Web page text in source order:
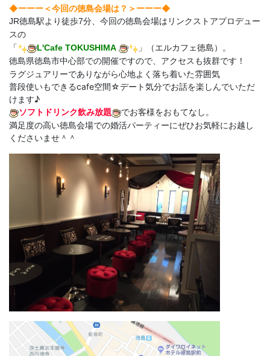
◆ーーー＜今回の徳島会場は？＞ ーーー◆
JR徳島駅より徒歩7分、今回の徳島会場はリンクストアプロデュー
スの
「
L'Cafe TOKUSHIMA
」（エルカフェ徳島）。
徳島県徳島市中心部での開催ですので、アクセスも抜群です！
ラグジュアリーでありながら心地よく落ち着いた雰囲気
普段使いもできるcafe空間☆デート気分でお話を楽しんでいただ
けます♪
ソフトドリンク飲み放題 でお客様をおもてなし。
満足度の高い徳島会場での婚活パーティーにぜひお気軽にお越し
くださいませ＾＾